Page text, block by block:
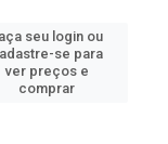
seu login ou
se para
ver preços e
comprar